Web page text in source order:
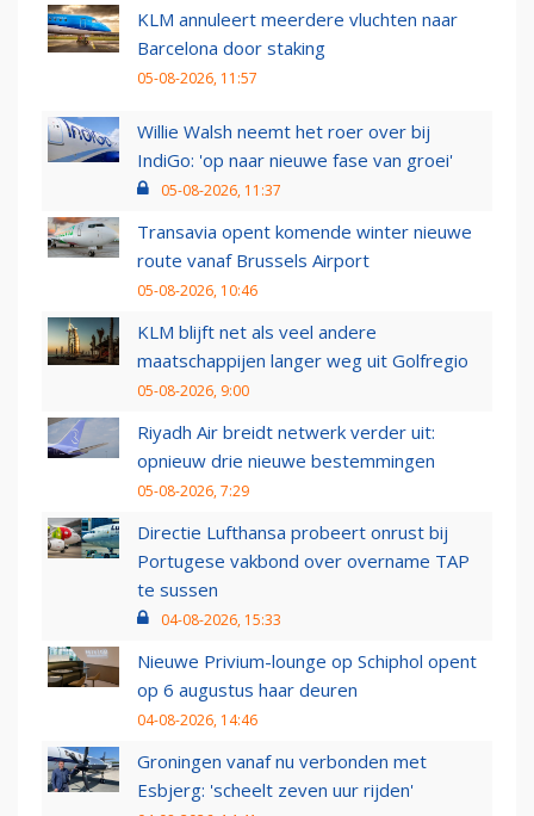
KLM annuleert meerdere vluchten naar
Barcelona door staking
05-08-2026, 11:57
Willie Walsh neemt het roer over bij
IndiGo: 'op naar nieuwe fase van groei'
05-08-2026, 11:37
Transavia opent komende winter nieuwe
route vanaf Brussels Airport
05-08-2026, 10:46
KLM blijft net als veel andere
maatschappijen langer weg uit Golfregio
05-08-2026, 9:00
Riyadh Air breidt netwerk verder uit:
opnieuw drie nieuwe bestemmingen
05-08-2026, 7:29
Directie Lufthansa probeert onrust bij
Portugese vakbond over overname TAP
te sussen
04-08-2026, 15:33
Nieuwe Privium-lounge op Schiphol opent
op 6 augustus haar deuren
04-08-2026, 14:46
Groningen vanaf nu verbonden met
Esbjerg: 'scheelt zeven uur rijden'